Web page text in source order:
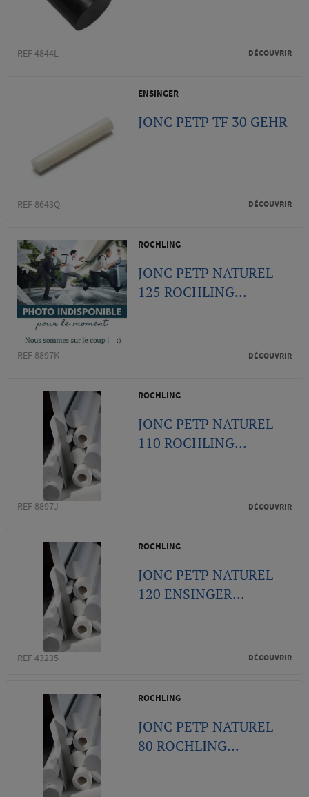
REF 4844L DÉCOUVRIR
ENSINGER
JONC PETP TF 30 GEHR
REF 8643Q DÉCOUVRIR
ROCHLING
JONC PETP NATUREL
125 ROCHLING...
REF 8897K DÉCOUVRIR
ROCHLING
JONC PETP NATUREL
110 ROCHLING...
REF 8897J DÉCOUVRIR
ROCHLING
JONC PETP NATUREL
120 ENSINGER...
REF 43235 DÉCOUVRIR
ROCHLING
JONC PETP NATUREL
80 ROCHLING...